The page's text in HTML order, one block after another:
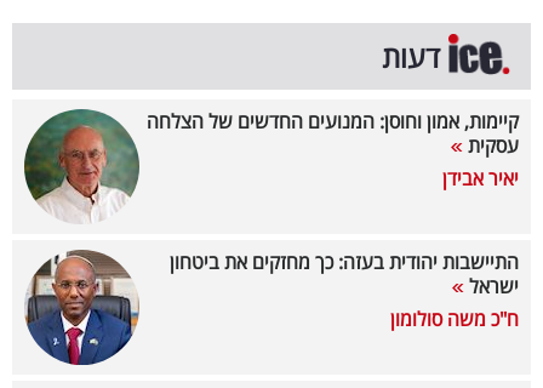
המילון
הכלכלי
פודקאסט
40
דעות
קיימות, אמון וחוסן: המנועים החדשים של הצלחה
עסקית
יאיר אבידן
התיישבות יהודית בעזה: כך מחזקים את ביטחון
ישראל
ח"כ משה סולומון